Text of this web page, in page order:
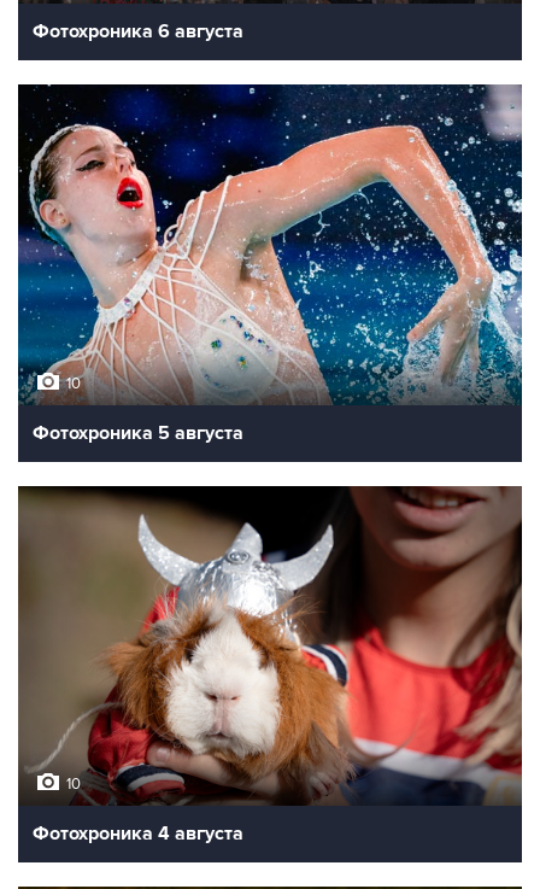
Фотохроника 6 августа
10
Фотохроника 5 августа
10
Фотохроника 4 августа